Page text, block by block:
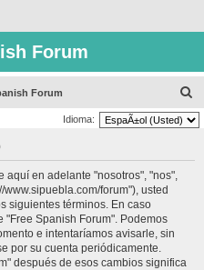
Forum
Forum
u
Idioma:
aquí en adelante "nosotros", "nos",
forum"), usted
siguientes términos. En caso
"Free Spanish Forum". Podemos
e intentaríamos avisarle, sin
por su cuenta periódicamente.
después de esos cambios significa